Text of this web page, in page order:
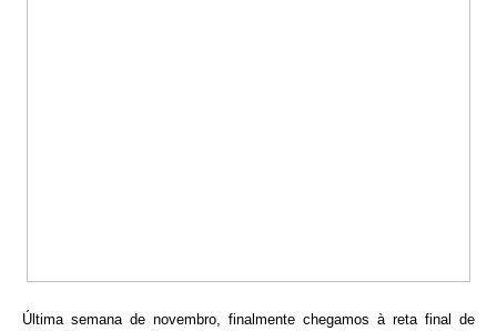
Última semana de novembro, finalmente chegamos à reta final de